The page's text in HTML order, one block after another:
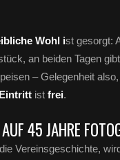
Wohl ist gesorgt:
an beiden Tagen
– Gelegenheit
Eintritt ist frei.
45 JAHRE
Vereinsgeschichte,